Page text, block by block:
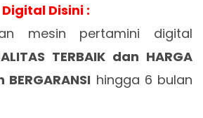
Digital Disini :
mesin pertamini digital
TERBAIK dan HARGA
hingga 6 bulan